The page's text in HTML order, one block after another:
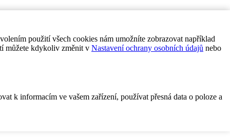
použití všech cookies nám umožníte zobrazovat například
můžete kdykoliv změnit v Nastavení ochrany osobních údajů nebo
k informacím ve vašem zařízení, používat přesná data o poloze a